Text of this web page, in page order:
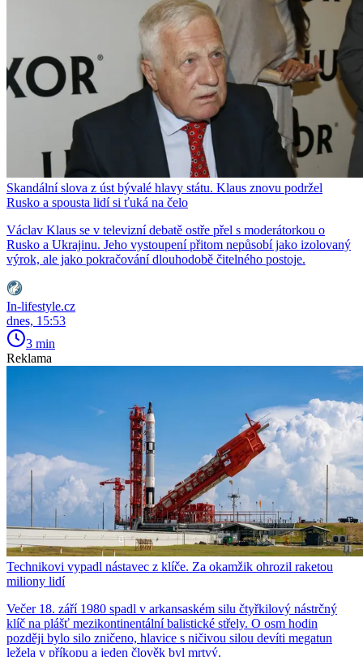
Skandální slova z úst bývalé hlavy státu. Klaus znovu podržel
Rusko a spousta lidí si ťuká na čelo
Václav Klaus se v televizní debatě ostře přel s moderátorkou o
Rusko a Ukrajinu. Jeho vystoupení přitom nepůsobí jako izolovaný
výrok, ale jako pokračování dlouhodobě čitelného postoje.
In-lifestyle.cz
dnes, 15:53
3 min
Reklama
Technikovi vypadl nástavec z klíče. Za okamžik ohrozil raketou
miliony lidí
Večer 18. září 1980 spadl v arkansaském silu čtyřkilový nástrčný
klíč na plášť mezikontinentální balistické střely. O osm hodin
později bylo silo zničeno, hlavice s ničivou silou devíti megatun
ležela v příkopu a jeden člověk byl mrtvý.